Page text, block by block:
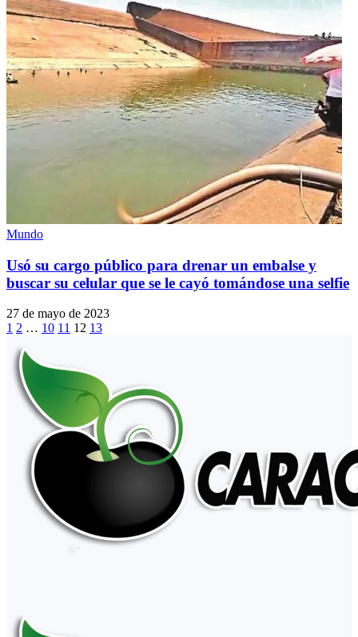
Mundo
Usó su cargo público para drenar un embalse y
buscar su celular que se le cayó tomándose una selfie
27 de mayo de 2023
1 2 … 10 11 12 13